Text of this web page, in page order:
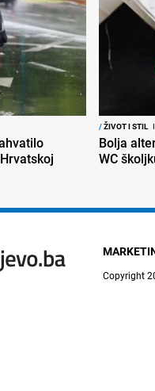
/ŽIVOT I STIL I
Bolja
WC
Copyright